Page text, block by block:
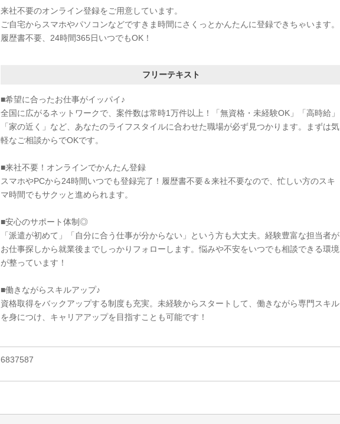
来社不要のオンライン登録をご用意しています。
ご自宅からスマホやパソコンなどですきま時間にさくっとかんたんに登録できちゃいます。
履歴書不要、24時間365日いつでもOK！
フリーテキスト
■希望に合ったお仕事がイッパイ♪
全国に広がるネットワークで、案件数は常時1万件以上！「無資格・未経験OK」「高時給」
「家の近く」など、あなたのライフスタイルに合わせた職場が必ず見つかります。まずは気
軽なご相談からでOKです。
■来社不要！オンラインでかんたん登録
スマホやPCから24時間いつでも登録完了！履歴書不要＆来社不要なので、忙しい方のスキ
マ時間でもサクッと進められます。
■安心のサポート体制◎
「派遣が初めて」「自分に合う仕事が分からない」という方も大丈夫。経験豊富な担当者が
お仕事探しから就業後までしっかりフォローします。悩みや不安をいつでも相談できる環境
が整っています！
■働きながらスキルアップ♪
資格取得をバックアップする制度も充実。未経験からスタートして、働きながら専門スキル
を身につけ、キャリアアップを目指すことも可能です！
6837587